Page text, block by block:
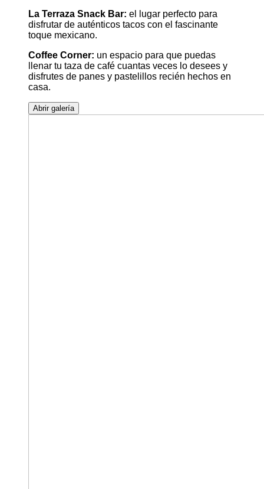
La Terraza Snack Bar: el lugar perfecto para
disfrutar de auténticos tacos con el fascinante
toque mexicano.
Coffee Corner: un espacio para que puedas
llenar tu taza de café cuantas veces lo desees y
disfrutes de panes y pastelillos recién hechos en
casa.
Abrir galería